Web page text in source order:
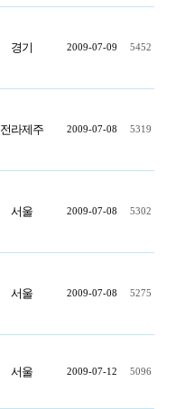
경기 2009-07-09 5452
전라제주 2009-07-08 5319
서울 2009-07-08 5302
서울 2009-07-08 5275
서울 2009-07-12 5096